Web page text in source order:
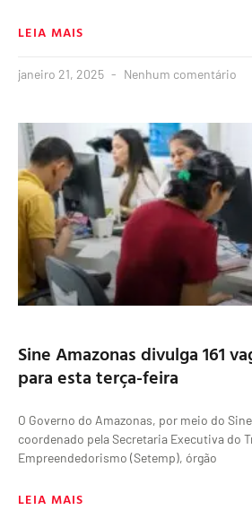
LEIA MAIS
janeiro 21, 2025 Nenhum comentário
Sine Amazonas divulga 161
para esta terça-feira
O Governo do Amazonas, por meio do
coordenado pela Secretaria Executiva do
Empreendedorismo (Setemp), órgão
LEIA MAIS